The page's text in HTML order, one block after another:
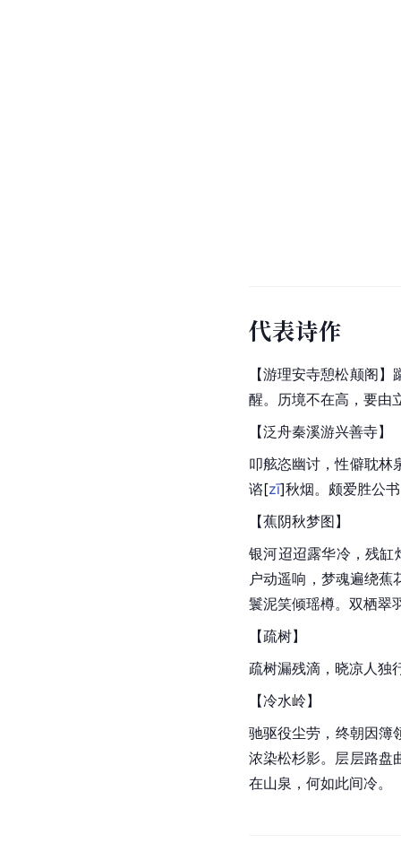
代表诗作
【游理安寺憩松颠阁】
醒。历境不在高，要由
【泛舟秦溪游兴善寺】
叩舷恣幽讨，性僻耽林
谘[zī]秋烟。颇爱胜公
【蕉阴秋梦图】
银河迢迢露华冷，残缸
户动遥响，梦魂遍绕
鬟泥笑倾瑶樽。双栖翠
【疏树】
疏树漏残滴，晓凉人独
【冷水岭】
驰驱役尘劳，终朝因簿
浓染松杉影。层层路盘
在山泉，何如此间冷。